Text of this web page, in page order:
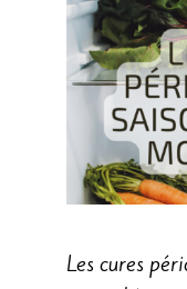
Les cures